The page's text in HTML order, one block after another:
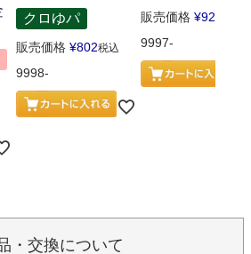
クロゆパ
販売価格 ¥802税込
9998-
販売価格 ¥926
9997-
・交換について